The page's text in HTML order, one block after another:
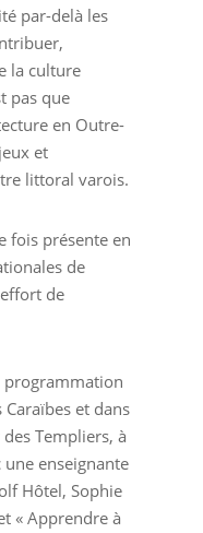
par-delà les
la culture
pas que
en Outre-
et
littoral varois.
fois présente en
de
de
programmation
Caraïbes et dans
Templiers, à
enseignante
Hôtel, Sophie
« Apprendre à